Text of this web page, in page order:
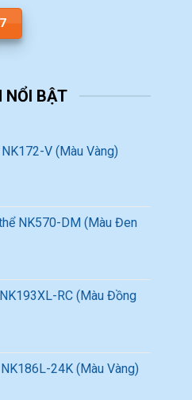
NỔI BẬT
V (Màu Vàng)
NK570-DM (Màu Đen
RC (Màu Đồng
24K (Màu Vàng)